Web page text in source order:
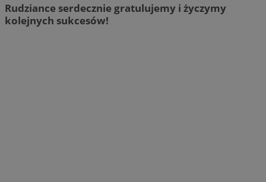
Rudziance serdecznie gratulujemy i życzymy
kolejnych sukcesów!